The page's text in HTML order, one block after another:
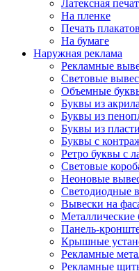
Латексная
На пленке
Печать плакатов
На бумаге
Наружная реклама
Рекламные
Световые
Объемные
Буквы из акрила
Буквы из
Буквы из
Буквы с
Ретро буквы с
Световые
Неоновые
Светодиодные
Вывески на
Металлические
Панель-
Крышные
Рекламные
Рекламные